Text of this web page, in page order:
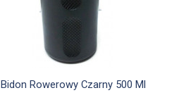
Szybki podgląd
Bidon Rowerowy Czarny 500 Ml